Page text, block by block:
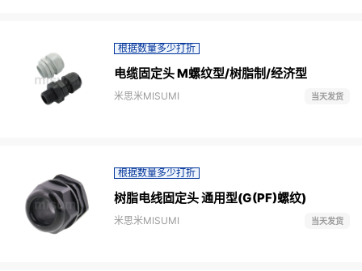
根据数量多少打折
电缆固定头 M螺纹型/树脂制/经济型
米思米MISUMI 当天发货
根据数量多少打折
树脂电线固定头 通用型(G(PF)螺纹)
米思米MISUMI 当天发货